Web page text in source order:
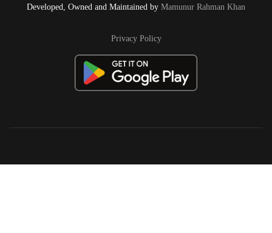
Developed, Owned and Maintained by Mamunur Rahman Khan
Privacy Policy